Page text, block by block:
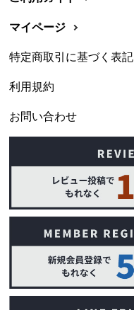
マイページ
特定商取引に基づく表記
利用規約
お問い合わせ